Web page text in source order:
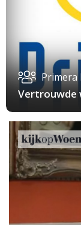
Primera
Vertrouwde